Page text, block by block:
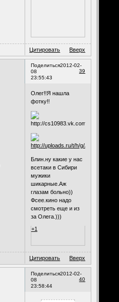
Цитировать Вверх
Поделиться
39
2012-02-
08
23:55:43
Олег!!Я нашла
фотку!!
Блин.ну какие у нас
всетаки в Сибири
мужики
шикарные.Аж
глазам больно))
Фсее.кино надо
смотреть еще и из
за Олега.)))
+1
Цитировать Вверх
Поделиться
40
2012-02-
08
23:58:44